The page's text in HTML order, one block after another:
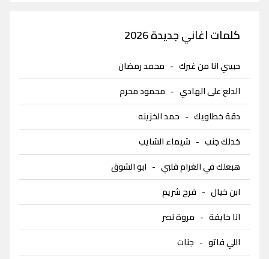
كلمات اغاني جديدة 2026
حبيبي انا من غيرك - محمد رمضان
الدلع على الهادي - محمود محرم
دقة خطاويك - حمد الخزينه
خدلك جنب - شيماء الشايب
هبعلك في الغرام قلبي - ابو الشوق
ابن خيال - فرح شريم
انا خايفة - مروة نصر
اللي فاتو - جنات